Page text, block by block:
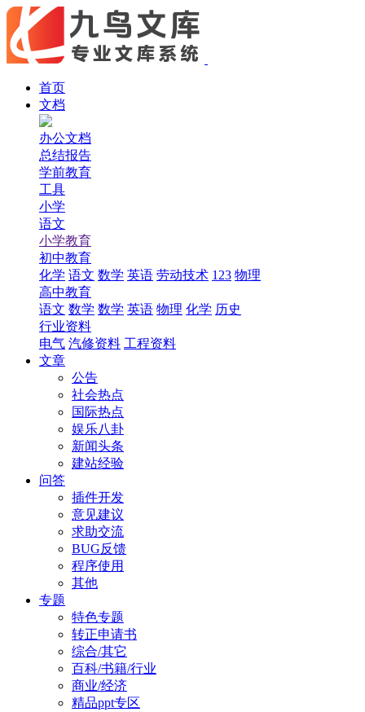
首页
文档
办公文档
总结报告
学前教育
工具
小学
语文
小学教育
初中教育
化学 语文 数学 英语 劳动技术 123 物理
高中教育
语文 数学 数学 英语 物理 化学 历史
行业资料
电气 汽修资料 工程资料
文章
公告
社会热点
国际热点
娱乐八卦
新闻头条
建站经验
问答
插件开发
意见建议
求助交流
BUG反馈
程序使用
其他
专题
特色专题
转正申请书
综合/其它
百科/书籍/行业
商业/经济
精品ppt专区